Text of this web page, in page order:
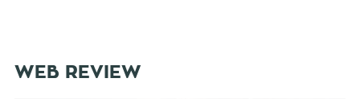
WEB REVIEW